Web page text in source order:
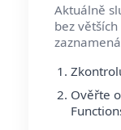
Aktuálně
bez
Ověřte